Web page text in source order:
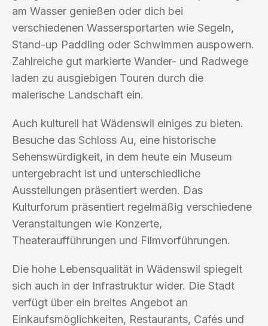
am Wasser genießen oder dich bei
verschiedenen Wassersportarten wie Segeln,
Stand-up Paddling oder Schwimmen auspowern.
Zahlreiche gut markierte Wander- und Radwege
laden zu ausgiebigen Touren durch die
malerische Landschaft ein.
Auch kulturell hat Wädenswil einiges zu bieten.
Besuche das Schloss Au, eine historische
Sehenswürdigkeit, in dem heute ein Museum
untergebracht ist und unterschiedliche
Ausstellungen präsentiert werden. Das
Kulturforum präsentiert regelmäßig verschiedene
Veranstaltungen wie Konzerte,
Theateraufführungen und Filmvorführungen.
Die hohe Lebensqualität in Wädenswil spiegelt
sich auch in der Infrastruktur wider. Die Stadt
verfügt über ein breites Angebot an
Einkaufsmöglichkeiten, Restaurants, Cafés und